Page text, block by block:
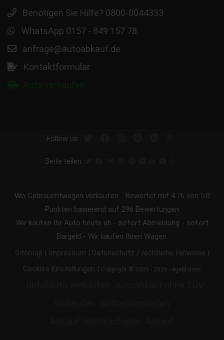
Benötigen Sie Hilfe? 0800-0044333
WhatsApp 0157 - 849 157 78
anfrage@autoabkauf.de
Kontaktformular
Follow us:
Seite teilen:
Wo Gebrauchtwagen verkaufen - Bewertet mit 4.76 von 5.0
Punkten basierend auf 296 Bewertungen
Wir kaufen Ihr Auto heute ab - sofort Abmeldung - sofort
Bargeld - Wir kaufen Ihren Wagen.
Sitemap | Impressum | Datenschutz / rechtliche Hinweise |
Cookies Einstellungen | Copyright © 2005 - 2026 - egeMotors